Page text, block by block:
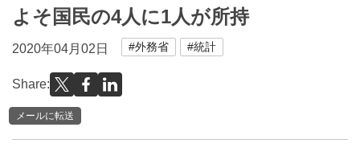
よそ国民の4人に1人が所持
2020年04月02日 #外務省 #統計
Share:
メールに転送